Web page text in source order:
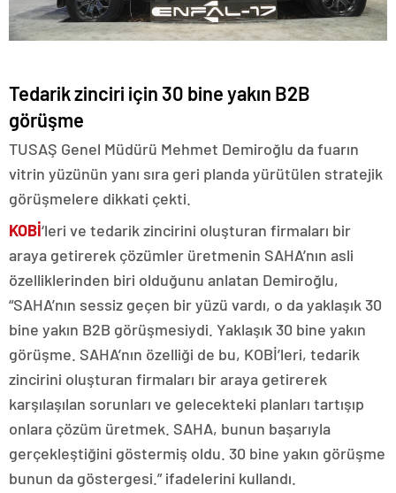
Tedarik zinciri için 30 bine yakın B2B
görüşme
TUSAŞ Genel Müdürü Mehmet Demiroğlu da fuarın
vitrin yüzünün yanı sıra geri planda yürütülen stratejik
görüşmelere dikkati çekti.
KOBİ‘leri ve tedarik zincirini oluşturan firmaları bir
araya getirerek çözümler üretmenin SAHA’nın asli
özelliklerinden biri olduğunu anlatan Demiroğlu,
“SAHA’nın sessiz geçen bir yüzü vardı, o da yaklaşık 30
bine yakın B2B görüşmesiydi. Yaklaşık 30 bine yakın
görüşme. SAHA’nın özelliği de bu, KOBİ’leri, tedarik
zincirini oluşturan firmaları bir araya getirerek
karşılaşılan sorunları ve gelecekteki planları tartışıp
onlara çözüm üretmek. SAHA, bunun başarıyla
gerçekleştiğini göstermiş oldu. 30 bine yakın görüşme
bunun da göstergesi.” ifadelerini kullandı.